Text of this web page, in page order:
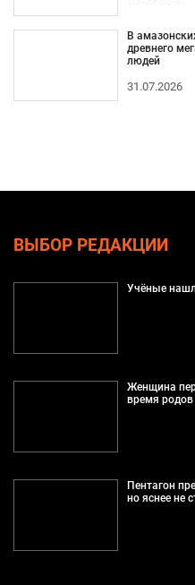
В
древнего
людей
31.07.2026
ВЫБОР РЕДАКЦИИ
Учёные
Женщина
время родов
Пентагон
но яснее не